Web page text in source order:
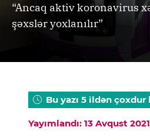
“Ancaq aktiv koronavirus
şəxslər yoxlanılır”
Bu yazı 5 ildən çoxdur
Yayımlandı: 13 Avqust